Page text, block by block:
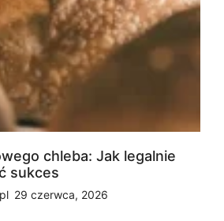
chleba: Jak legalnie
sukces
29 czerwca, 2026